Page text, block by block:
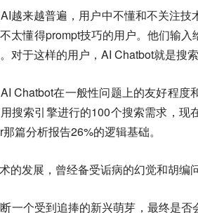
越来越普遍，用户中不懂和不关注
太懂得prompt技巧的用户。他们输
对于这样的用户，AI Chatbot就是搜索
Chatbot在一般性问题上的友好程
搜索引擎进行的100个搜索需求，
篇分析报告26%的逻辑基础。
的发展，曾经备受诟病的幻觉和胡编
一个受到追捧的新兴萌芽，最终是